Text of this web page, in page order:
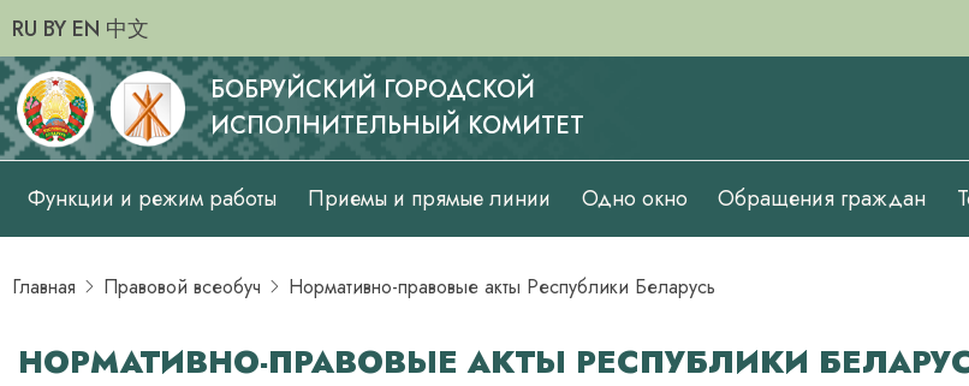
RU BY EN 中文
БОБРУЙСКИЙ ГОРОДСКОЙ
ИСПОЛНИТЕЛЬНЫЙ КОМИТЕТ
Основная
навигация
Функции и режим работы Приемы и прямые линии Одно окно Обращения граждан
Главная Правовой всеобуч Нормативно-правовые акты Республики Беларусь
НОРМАТИВНО-ПРАВОВЫЕ АКТЫ РЕСПУБЛИКИ